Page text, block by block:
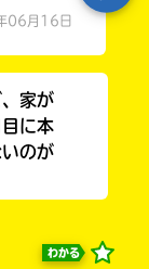
06月16日
家が
に本
のが
わかる